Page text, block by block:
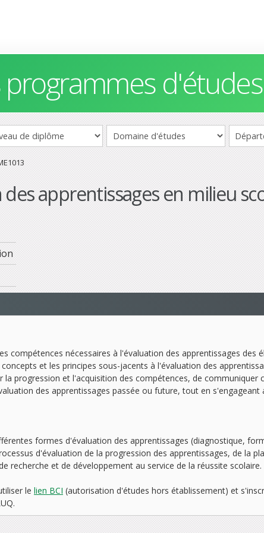
d'études
des apprentissages en milieu
compétences nécessaires à l'évaluation des apprentissages des
et les principes sous-jacents à l'évaluation des
la progression et l'acquisition des compétences, de
des apprentissages passée ou future, tout en
formes d'évaluation des apprentissages (diagnostique,
d'évaluation de la progression des apprentissages, de la
recherche et de développement au service de la réussite scolaire.
le lien BCI (autorisation d'études hors établissement) et